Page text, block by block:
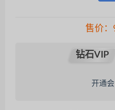
售价：
钻石VIP
开通会